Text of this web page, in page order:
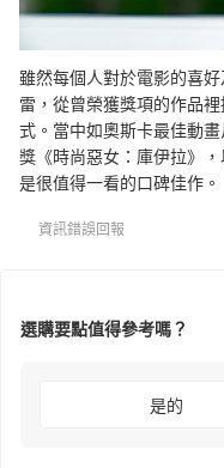
雖然每個人對於電影的喜
雷，從曾榮獲獎項的作品
式。當中如奧斯卡最佳動
獎《時尚惡女：庫伊拉》
是很值得一看的口碑佳作。
資訊錯誤回報
選購要點值得參考嗎？
是的